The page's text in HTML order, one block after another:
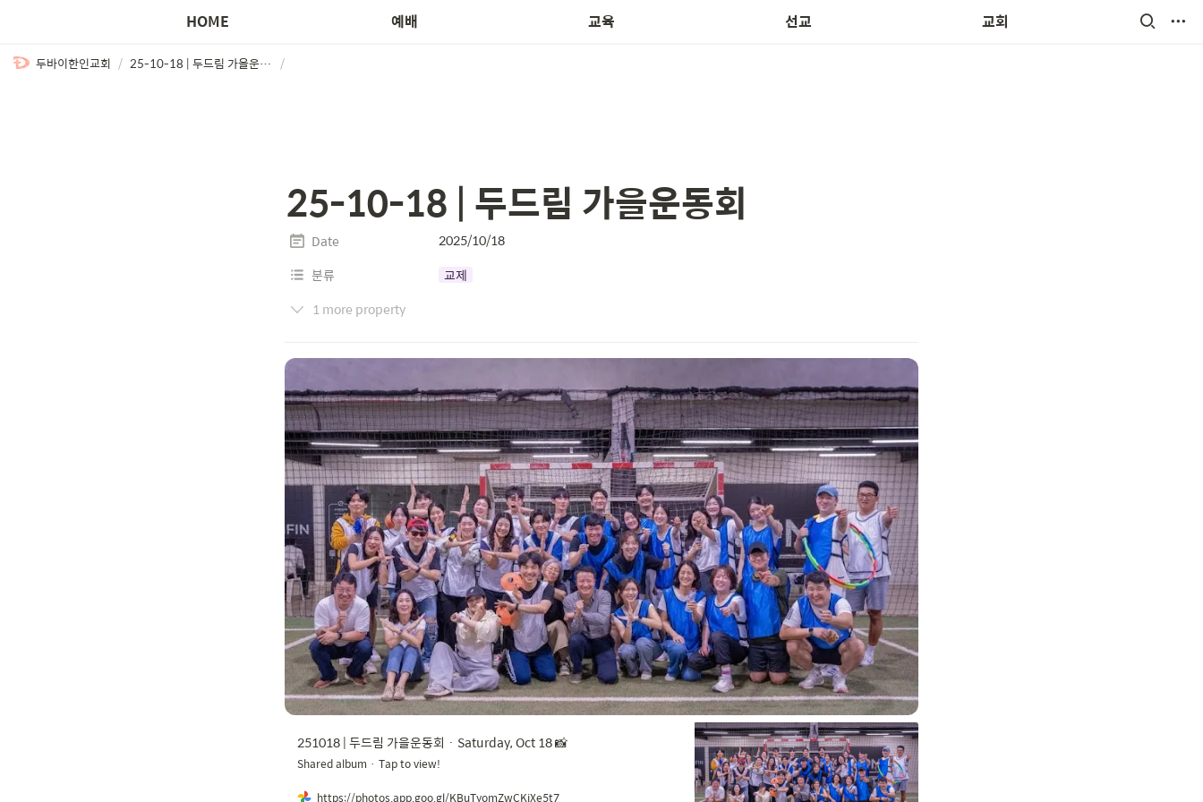
HOME 예배 교육 선교 교회
두바이한인교회 / 25-10-18 | 두드림 가을운동회 /
교회소식 및 앨범
25-10-18 | 두드림 가을운동회
Date
2025/10/18
분류
교제
1 more property
251018 | 두드림 가을운동회 · Saturday, Oct 18 📸
Shared album · Tap to view!
https://photos.app.goo.gl/KBuTyomZwCKjXe5t7